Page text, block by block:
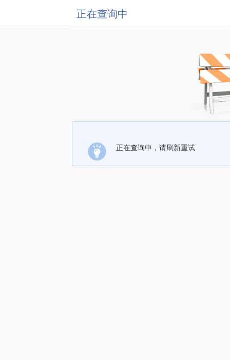
正在查询中
正在查询中，请刷新重试